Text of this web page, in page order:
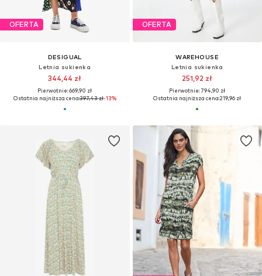
OFERTA
DESIGUAL
Letnia sukienka
344,44 zł
Pierwotnie: 669,90 zł
Ostatnia najniższa cena:397,43 zł-13%
OFERTA
WAREHOUSE
Letnia sukienka
251,92 zł
Pierwotnie: 794,90 zł
Ostatnia najniższa cena:219,96 zł